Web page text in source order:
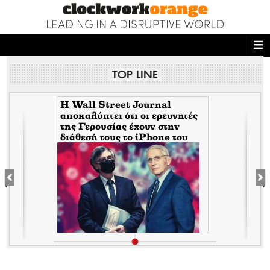
NEWS DESK
THE ONES WHO DO
MAGAZINE
TOP LINE
H Wall Street Journal
αποκαλύπτει ότι οι ερευνητές
της Γερουσίας έχουν στην
διάθεσή τους το iPhone του
Tony Fauci από την περίοδο
της πανδημίας. Τι σημαίνει
αυτό για τον εμπλεκόμενο
Σωτήρη Τσιόδρα